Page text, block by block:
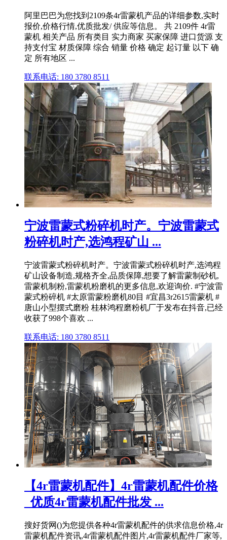
阿里巴巴为您找到2109条4r雷蒙机产品的详细参数,实时
报价,价格行情,优质批发/ 供应等信息。 共 2109件 4r雷
蒙机 相关产品 所有类目 实力商家 买家保障 进口货源 支
持支付宝 材质保障 综合 销量 价格 确定 起订量 以下 确
定 所有地区 ...
联系电话: 180 3780 8511
宁波雷蒙式粉碎机时产。宁波雷蒙式
粉碎机时产,选鸿程矿山 ...
宁波雷蒙式粉碎机时产。宁波雷蒙式粉碎机时产,选鸿程
矿山设备制造,规格齐全,品质保障,想要了解雷蒙制砂机,
雷蒙机制粉,雷蒙机粉磨机的更多信息,欢迎询价. #宁波雷
蒙式粉碎机 #太原雷蒙粉磨机80目 #宜昌3r2615雷蒙机 #
唐山小型摆式磨粉 桂林鸿程磨粉机厂于发布在抖音,已经
收获了998个喜欢 ...
联系电话: 180 3780 8511
【4r雷蒙机配件】4r雷蒙机配件价格
_优质4r雷蒙机配件批发 ...
搜好货网()为您提供各种4r雷蒙机配件的供求信息价格,4r
雷蒙机配件资讯,4r雷蒙机配件图片,4r雷蒙机配件厂家等,